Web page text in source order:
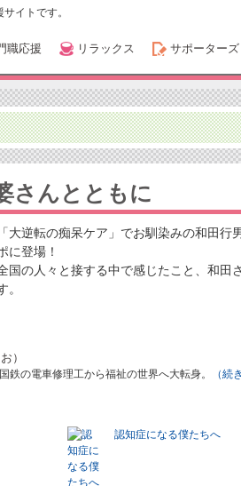
イトです。
職応援 リラックス サポーターズ
さんとともに
「大逆転の痴呆ケア」でお馴染みの和田
に登場！
国の人々と接する中で感じたこと、和田
。
）
鉄の電車修理工から福祉の世界へ大転身。 （続
認知症になる僕たちへ